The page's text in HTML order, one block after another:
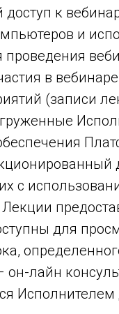
к
и
в
(записи
с
для
лайн
Исполнителем